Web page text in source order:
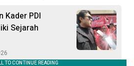
Kader PDI
Sejarah